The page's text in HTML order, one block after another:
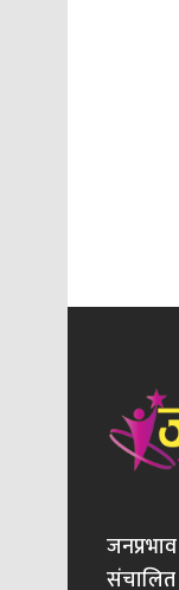
संचालित